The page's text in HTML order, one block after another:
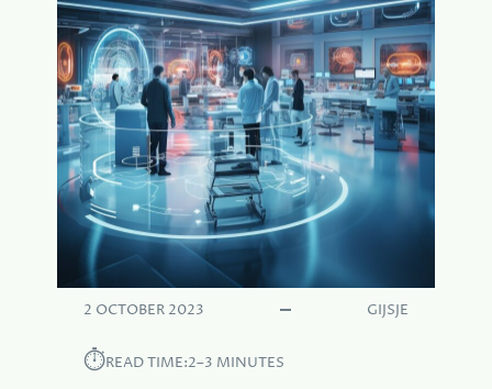
P
A
N
N
E
N
D
E
W
E
R
E
L
2 OCTOBER 2023 GIJSJE
⏱︎READ TIME:2–3 MINUTES